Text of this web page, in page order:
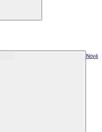
Nově